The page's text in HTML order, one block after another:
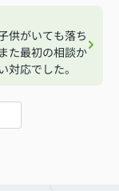
供がいても落ち
た最初の相談か
応でした。